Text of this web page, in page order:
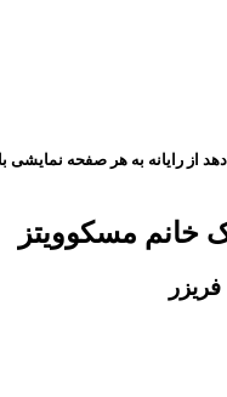
مسکوویتز